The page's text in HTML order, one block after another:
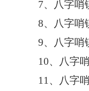
7、八字哨
8、八字哨
9、八字哨
10、八字
11、八字